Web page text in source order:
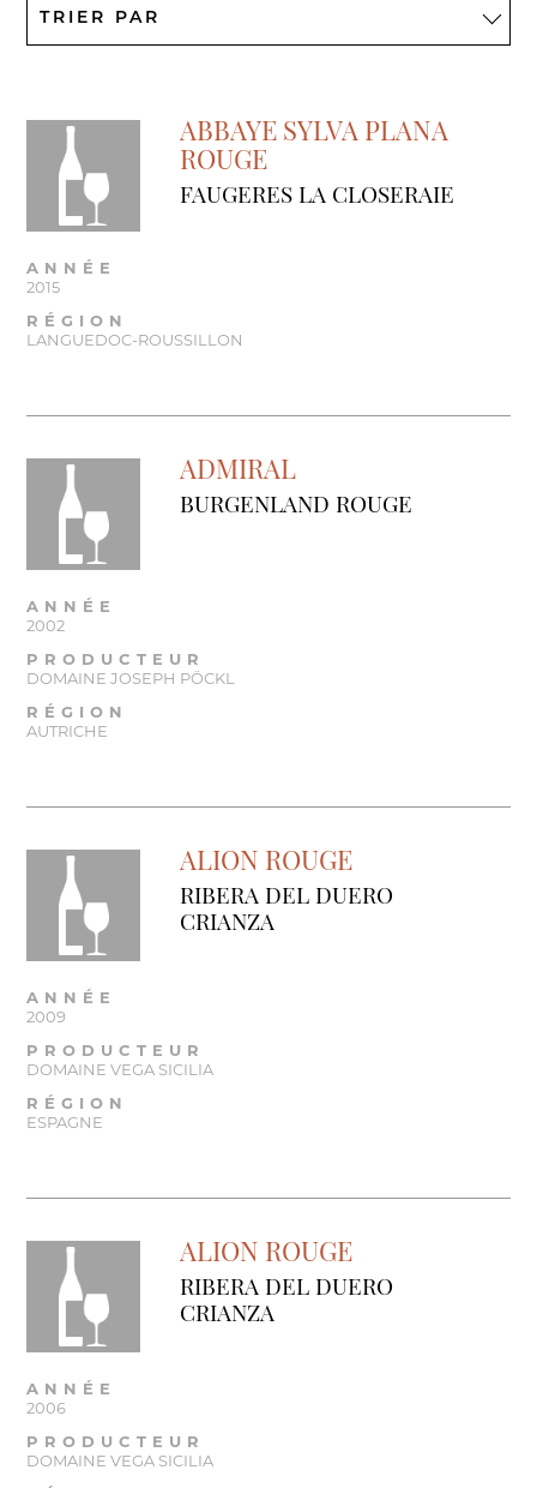
ABBAYE SYLVA PLANA
ROUGE
FAUGERES LA CLOSERAIE
ANNÉE
2015
RÉGION
LANGUEDOC-ROUSSILLON
ADMIRAL
BURGENLAND ROUGE
ANNÉE
2002
PRODUCTEUR
DOMAINE JOSEPH PÖCKL
RÉGION
AUTRICHE
ALION ROUGE
RIBERA DEL DUERO
CRIANZA
ANNÉE
2009
PRODUCTEUR
DOMAINE VEGA SICILIA
RÉGION
ESPAGNE
ALION ROUGE
RIBERA DEL DUERO
CRIANZA
ANNÉE
2006
PRODUCTEUR
DOMAINE VEGA SICILIA